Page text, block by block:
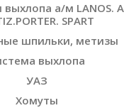
а/м LANOS.
SPART
шпильки, метизы
выхлопа
УАЗ
Хомуты